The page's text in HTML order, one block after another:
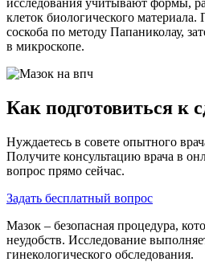
исследования учитывают формы,
клеток биологического
соскоба по методу Папаниколау,
в микроскопе.
Как подготовиться к
Нуждаетесь в совете опытного
Получите консультацию врача в
вопрос прямо сейчас.
Задать бесплатный вопрос
Мазок – безопасная процедура,
неудобств. Исследование
гинекологического обследования.